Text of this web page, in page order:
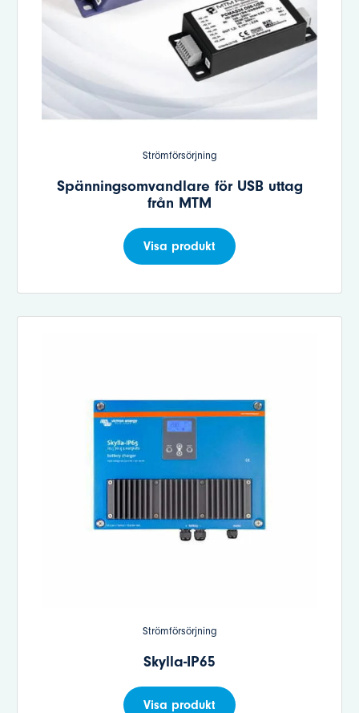
Strömförsörjning
Spänningsomvandlare för USB uttag
från MTM
Visa produkt
Strömförsörjning
Skylla-IP65
Visa produkt